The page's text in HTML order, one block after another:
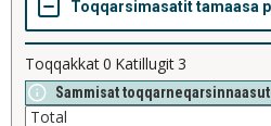
Toqqakkat0 Katillugit3
Sammisat toqqarneqarsinnaasut